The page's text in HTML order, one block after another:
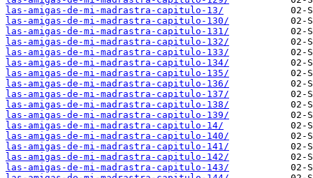
las-amigas-de-mi-madrastra-capitulo-13/
las-amigas-de-mi-madrastra-capitulo-130/
las-amigas-de-mi-madrastra-capitulo-131/
las-amigas-de-mi-madrastra-capitulo-132/
las-amigas-de-mi-madrastra-capitulo-133/
las-amigas-de-mi-madrastra-capitulo-134/
las-amigas-de-mi-madrastra-capitulo-135/
las-amigas-de-mi-madrastra-capitulo-136/
las-amigas-de-mi-madrastra-capitulo-137/
las-amigas-de-mi-madrastra-capitulo-138/
las-amigas-de-mi-madrastra-capitulo-139/
las-amigas-de-mi-madrastra-capitulo-14/
las-amigas-de-mi-madrastra-capitulo-140/
las-amigas-de-mi-madrastra-capitulo-141/
las-amigas-de-mi-madrastra-capitulo-142/
las-amigas-de-mi-madrastra-capitulo-143/